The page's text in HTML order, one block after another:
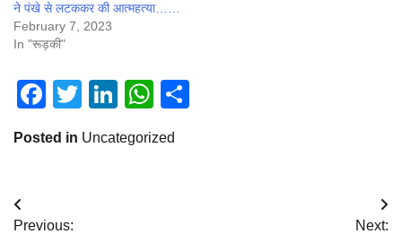
ने पंखे से लटककर की आत्महत्या……
February 7, 2023
In "रूड़की"
Facebook
TwitterLinkedIn
WhatsApp
Posted in Uncategorized
Post
Previous:
Next: